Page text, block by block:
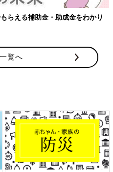
らえる補助金・助成金をわかり
覧へ